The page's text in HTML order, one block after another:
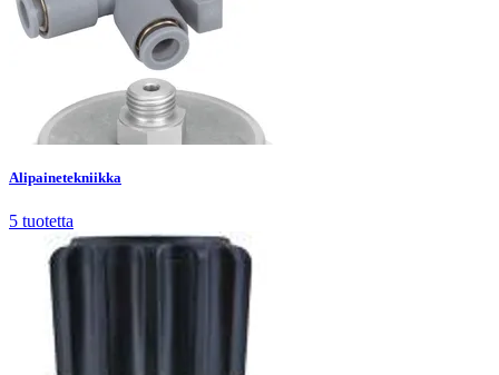
Alipainetekniikka5 tuotetta
Alipainetekniikka
5 tuotetta